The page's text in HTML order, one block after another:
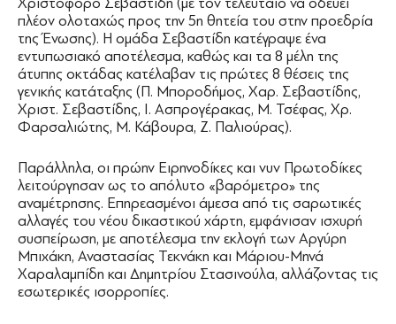
πλέον ολοταχώς προς την 5η θητεία του στην προεδρία
της Ένωσης). Η ομάδα Σεβαστίδη κατέγραψε ένα
εντυπωσιακό αποτέλεσμα, καθώς και τα 8 μέλη της
άτυπης οκτάδας κατέλαβαν τις πρώτες 8 θέσεις της
γενικής κατάταξης (Π. Μποροδήμος, Χαρ. Σεβαστίδης,
Χριστ. Σεβαστίδης, Ι. Ασπρογέρακας, Μ. Τσέφας, Χρ.
Φαρσαλιώτης, Μ. Κάβουρα, Ζ. Παλιούρας).
Παράλληλα, οι πρώην Ειρηνοδίκες και νυν Πρωτοδίκες
λειτούργησαν ως το απόλυτο «βαρόμετρο» της
αναμέτρησης. Επηρεασμένοι άμεσα από τις σαρωτικές
αλλαγές του νέου δικαστικού χάρτη, εμφάνισαν ισχυρή
συσπείρωση, με αποτέλεσμα την εκλογή των Αργύρη
Μπιχάκη, Αναστασίας Τεκνάκη και Μάριου-Μηνά
Χαραλαμπίδη και Δημητρίου Στασινούλα, αλλάζοντας τις
εσωτερικές ισορροπίες.